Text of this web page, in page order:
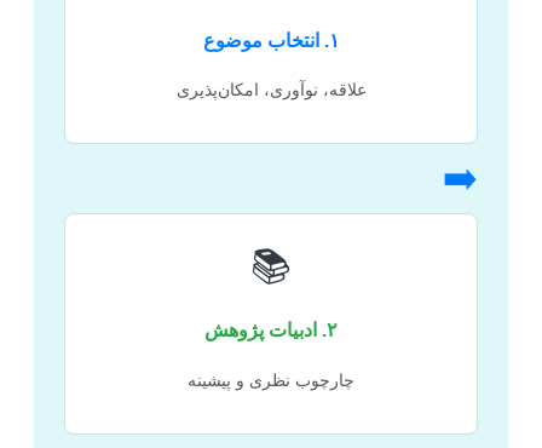
علاقه، نوآوری، امکان‌پذیری
📚
چارچوب نظری و پیشینه